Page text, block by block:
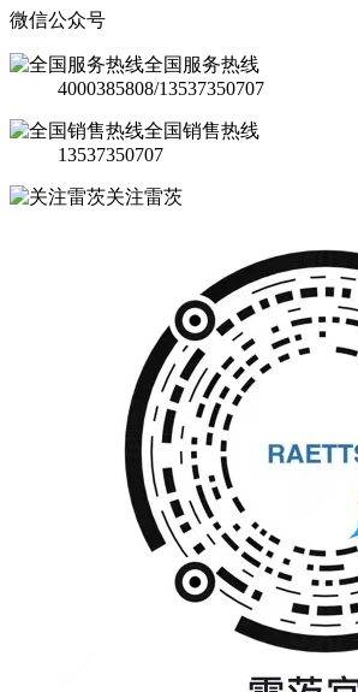
微信公众号
全国服务热线
4000385808/13537350707
全国销售热线
13537350707
关注雷茨